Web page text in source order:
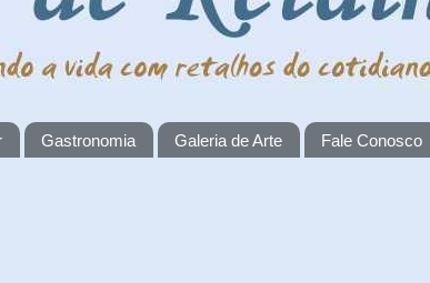
Gastronomia Galeria de Arte Fale Conosco